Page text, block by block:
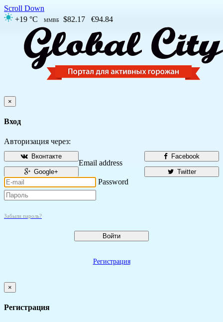
Scroll Down
+19 °C
ММВБ $82.17 €94.84
×
Вход
Авторизация через:
Facebook
Вконтакте
Twitter
Google+
Email address
Password
Забыли пароль?
Войти
Регистрация
×
Регистрация